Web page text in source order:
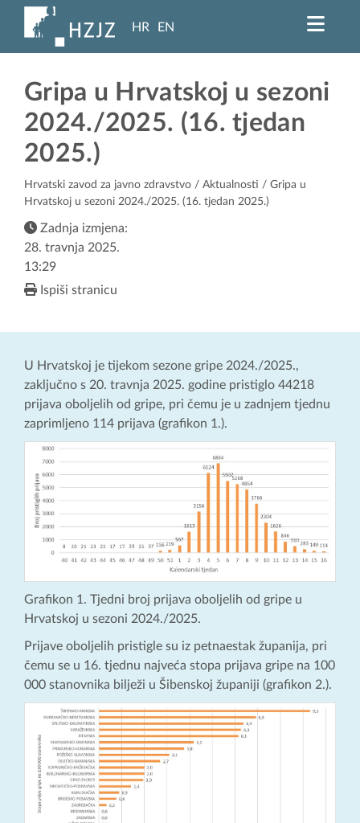
HR EN
Gripa u Hrvatskoj u sezoni
2024./2025. (16. tjedan
2025.)
Hrvatski zavod za javno zdravstvo / Aktualnosti / Gripa u
Hrvatskoj u sezoni 2024./2025. (16. tjedan 2025.)
Zadnja izmjena:
28. travnja 2025.
13:29
Ispiši stranicu
U Hrvatskoj je tijekom sezone gripe 2024./2025.,
zaključno s 20. travnja 2025. godine pristiglo 44218
prijava oboljelih od gripe, pri čemu je u zadnjem tjednu
zaprimljeno 114 prijava (grafikon 1.).
Grafikon 1. Tjedni broj prijava oboljelih od gripe u
Hrvatskoj u sezoni 2024./2025.
Prijave oboljelih pristigle su iz petnaestak županija, pri
čemu se u 16. tjednu najveća stopa prijava gripe na 100
000 stanovnika bilježi u Šibenskoj županiji (grafikon 2.).